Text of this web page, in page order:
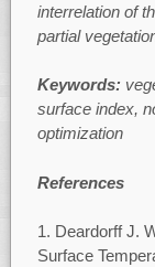
interrelation of
partial
Keywords:
surface index,
optimization
References
Deardorff J.
Surface